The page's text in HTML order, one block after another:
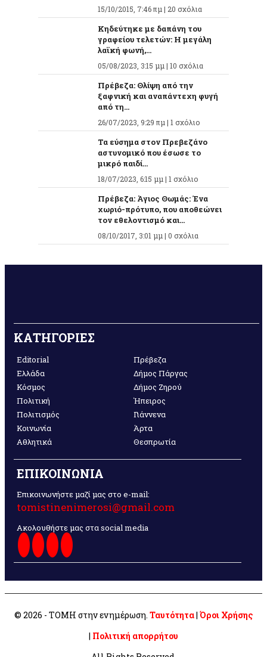
15/10/2015, 7:46 πμ | 20 σχόλια
Κηδεύτηκε με δαπάνη του
γραφείου τελετών: Η μεγάλη
λαϊκή φωνή,...
05/08/2023, 3:15 μμ | 10 σχόλια
Πρέβεζα: Θλίψη από την
ξαφνική και αναπάντεχη φυγή
από τη...
26/07/2023, 9:29 πμ | 1 σχόλιο
Τα εύσημα στον Πρεβεζάνο
αστυνομικό που έσωσε το
μικρό παιδί...
18/07/2023, 6:15 μμ | 1 σχόλιο
Πρέβεζα: Άγιος Θωμάς: Ένα
χωριό-πρότυπο, που αποθεώνει
τον εθελοντισμό και...
08/10/2017, 3:01 μμ | 0 σχόλια
ΚΑΤΗΓΟΡΙΕΣ
Editorial
Ελλάδα
Κόσμος
Πολιτική
Πολιτισμός
Κοινωνία
Αθλητικά
Πρέβεζα
Δήμος Πάργας
Δήμος Ζηρού
Ήπειρος
Γιάννενα
Άρτα
Θεσπρωτία
ΕΠΙΚΟΙΝΩΝΙΑ
Επικοινωνήστε μαζί μας στο e-mail:
tomistinenimerosi@gmail.com
Ακολουθήστε μας στα social media
© 2026 - ΤΟΜΗ στην ενημέρωση. Ταυτότητα| Όροι Χρήσης
| Πολιτική απορρήτου